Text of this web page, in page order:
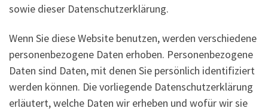
sowie dieser Datenschutzerklärung.
Wenn Sie diese Website benutzen, werden verschiedene
personenbezogene Daten erhoben. Personenbezogene
Daten sind Daten, mit denen Sie persönlich identifiziert
werden können. Die vorliegende Datenschutzerklärung
erläutert, welche Daten wir erheben und wofür wir sie